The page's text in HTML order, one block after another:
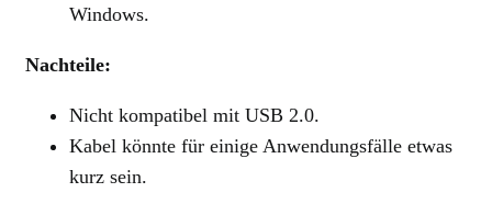
Windows.
Nachteile:
Nicht kompatibel mit USB 2.0.
Kabel könnte für einige Anwendungsfälle etwas
kurz sein.